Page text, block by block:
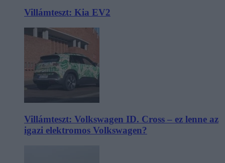
Villámteszt: Kia EV2
Villámteszt: Volkswagen ID. Cross – ez lenne az
igazi elektromos Volkswagen?